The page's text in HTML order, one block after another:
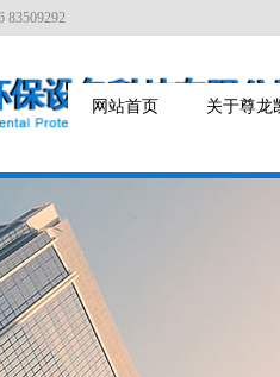
83509292
网站首页 关于尊龙凯